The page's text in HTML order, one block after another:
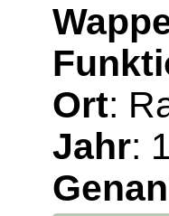
Ort:
Jahr: